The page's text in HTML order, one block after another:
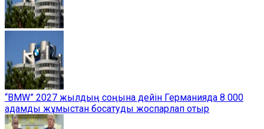
“BMW” 2027 жылдың соңына дейін Германияда 8 000
адамды жұмыстан босатуды жоспарлап отыр